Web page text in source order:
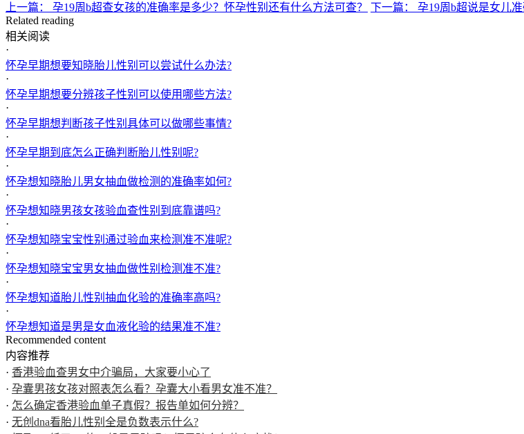
上一篇： 孕19周b超查女孩的准确率是多少？怀孕性别还有什么方法可查？
下一篇： 孕19周b超说是女儿
Related reading
相关阅读
·
怀孕早期想要知晓胎儿性别可以尝试什么办法?
·
怀孕早期想要分辨孩子性别可以使用哪些方法?
·
怀孕早期想判断孩子性别具体可以做哪些事情?
·
怀孕早期到底怎么正确判断胎儿性别呢?
·
怀孕想知晓胎儿男女抽血做检测的准确率如何?
·
怀孕想知晓男孩女孩验血查性别到底靠谱吗?
·
怀孕想知晓宝宝性别通过验血来检测准不准呢?
·
怀孕想知晓宝宝男女抽血做性别检测准不准?
·
怀孕想知道胎儿性别抽血化验的准确率高吗?
·
怀孕想知道是男是女血液化验的结果准不准?
Recommended content
内容推荐
· 香港验血查男女中介骗局，大家要小心了
· 孕囊男孩女孩对照表怎么看？孕囊大小看男女准不准？
· 怎么确定香港验血单子真假？报告单如何分辨？
· 无创dna看胎儿性别全是负数表示什么?